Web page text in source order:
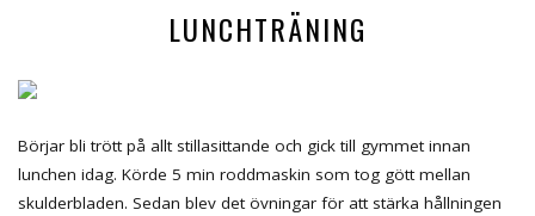
LUNCHTRÄNING
Börjar bli trött på allt stillasittande och gick till gymmet innan
lunchen idag. Körde 5 min roddmaskin som tog gött mellan
skulderbladen. Sedan blev det övningar för att stärka hållningen